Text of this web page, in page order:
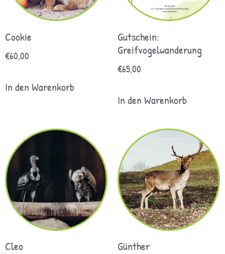
Cookie
€60,00
In den Warenkorb
Gutschein:
Greifvogelwanderung
€65,00
In den Warenkorb
Cleo Günther